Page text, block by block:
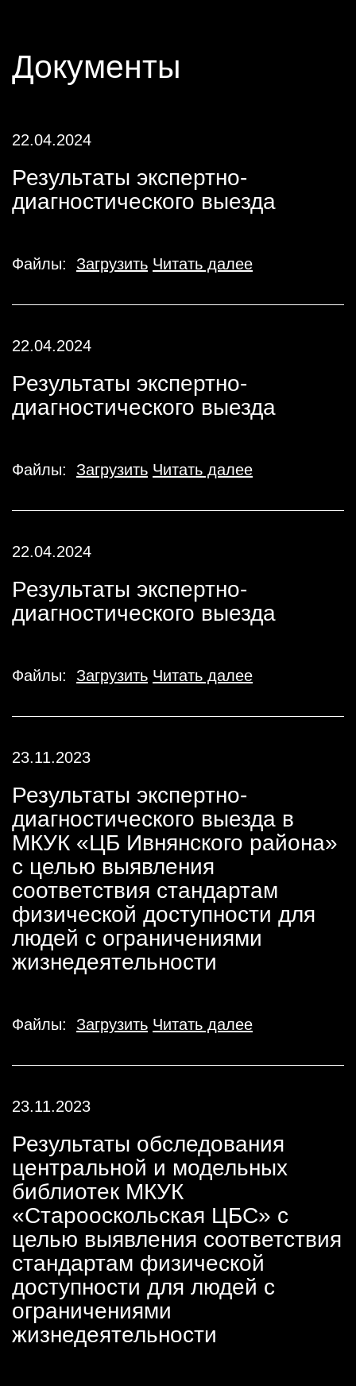
Документы
22.04.2024
Результаты экспертно-
диагностического выезда
Файлы: Загрузить Читать далее
22.04.2024
Результаты экспертно-
диагностического выезда
Файлы: Загрузить Читать далее
22.04.2024
Результаты экспертно-
диагностического выезда
Файлы: Загрузить Читать далее
23.11.2023
Результаты экспертно-
диагностического выезда в
МКУК «ЦБ Ивнянского района»
с целью выявления
соответствия стандартам
физической доступности для
людей с ограничениями
жизнедеятельности
Файлы: Загрузить Читать далее
23.11.2023
Результаты обследования
центральной и модельных
библиотек МКУК
«Старооскольская ЦБС» с
целью выявления соответствия
стандартам физической
доступности для людей с
ограничениями
жизнедеятельности